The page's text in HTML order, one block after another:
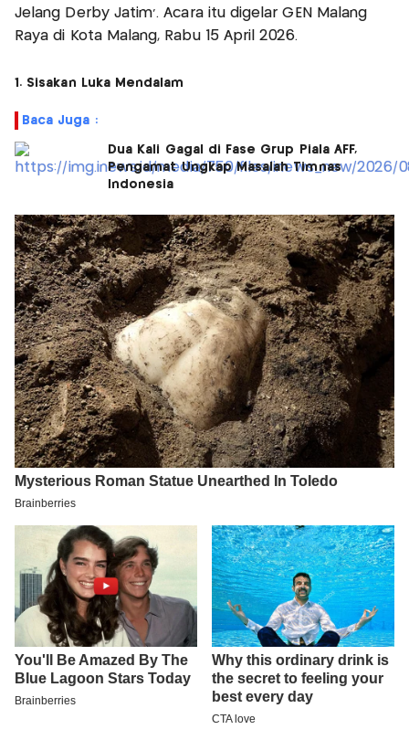
Jelang Derby Jatim’. Acara itu digelar GEN Malang
Raya di Kota Malang, Rabu 15 April 2026.
1. Sisakan Luka Mendalam
Baca Juga :
Dua Kali Gagal di Fase Grup Piala AFF,
Pengamat Ungkap Masalah Timnas
Indonesia